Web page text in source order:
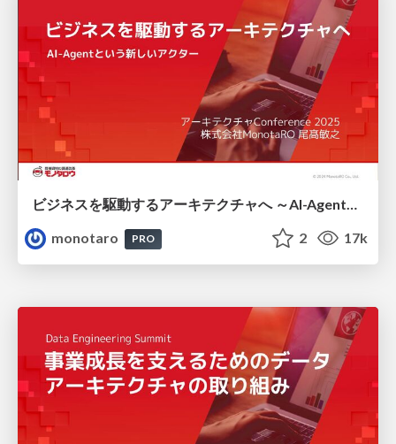
ビジネスを駆動するアーキテクチャへ ～AI-Agentという新しいアクター
monotaro
PRO 2 17k